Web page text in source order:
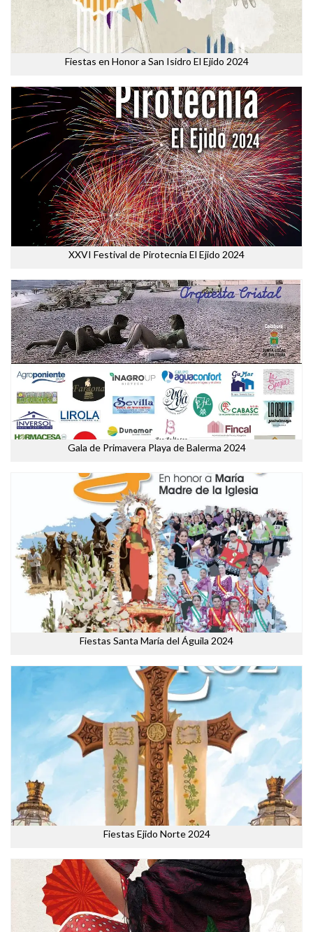
Fiestas en Honor a San Isidro El Ejido 2024
XXVI Festival de Pirotecnia El Ejido 2024
Gala de Primavera Playa de Balerma 2024
Fiestas Santa María del Águila 2024
Fiestas Ejido Norte 2024